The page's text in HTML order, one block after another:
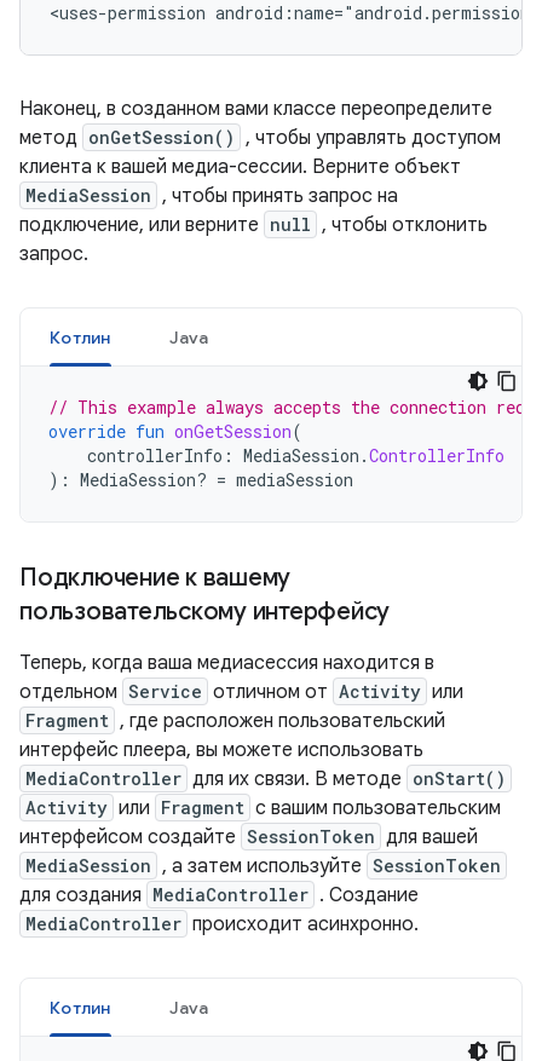
<uses-permission
Наконец, в созданном вами классе переопределите
метод onGetSession() , чтобы управлять доступом
клиента к вашей медиа-сессии. Верните объект
MediaSession , чтобы принять запрос на
подключение, или верните null , чтобы отклонить
запрос.
Котлин Java
// This example always accepts the connection
override fun onGetSession(
controllerInfo : MediaSession .ControllerInfo
): MediaSession? = mediaSession
Подключение к вашему
пользовательскому интерфейсу
Теперь, когда ваша медиасессия находится в
отдельном Service отличном от Activity или
Fragment , где расположен пользовательский
интерфейс плеера, вы можете использовать
MediaController для их связи. В методе onStart()
Activity или Fragment с вашим пользовательским
интерфейсом создайте SessionToken для вашей
MediaSession , а затем используйте SessionToken
для создания MediaController . Создание
MediaController происходит асинхронно.
Котлин Java